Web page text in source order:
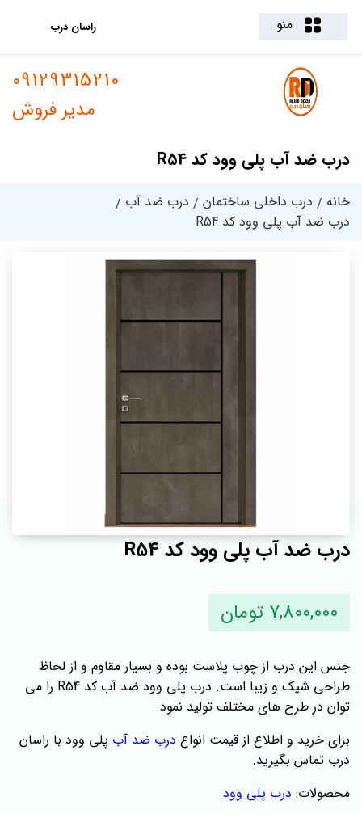
منو راسان درب
درب ضد آب پلی وود کد R54
09129315210
مدیر فروش
خانه درب داخلی ساختمان
درب ضد آب
درب ضد آب پلی وود کد R54
درب ضد آب پلی وود کد R54
7,800,000 تومان
جنس این درب از چوب پلاست بوده و بسیار مقاوم و از لحاظ
طراحی شیک و زیبا است. درب پلی وود ضد آب کد R54 را می
توان در طرح های مختلف تولید نمود.
برای خرید و اطلاع از قیمت انواع درب ضد آب پلی وود با راسان
درب تماس بگیرید.
محصولات: درب پلی وود